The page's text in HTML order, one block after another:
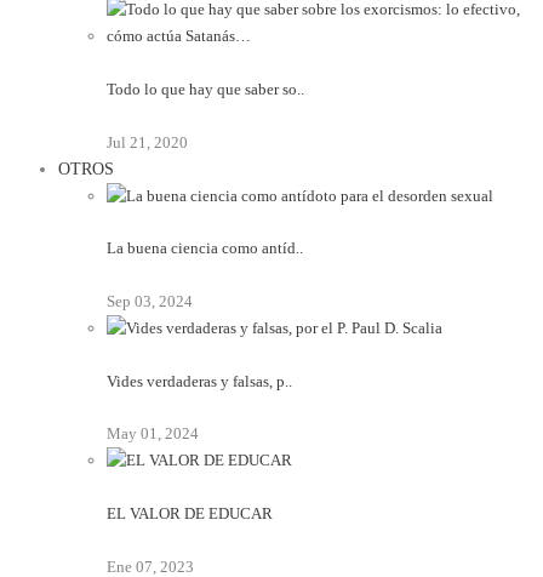
Todo lo que hay que saber so..
Jul 21, 2020
OTROS
La buena ciencia como antíd..
Sep 03, 2024
Vides verdaderas y falsas, p..
May 01, 2024
EL VALOR DE EDUCAR
Ene 07, 2023